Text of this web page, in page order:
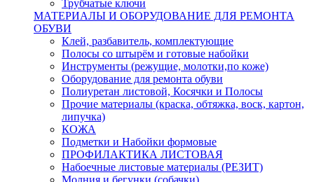
Трубчатые ключи
МАТЕРИАЛЫ И ОБОРУДОВАНИЕ ДЛЯ РЕМОНТА
ОБУВИ
Клей, разбавитель, комплектующие
Полосы со штырём и готовые набойки
Инструменты (режущие, молотки,по коже)
Оборудование для ремонта обуви
Полиуретан листовой, Косячки и Полосы
Прочие материалы (краска, обтяжка, воск, картон,
липучка)
КОЖА
Подметки и Набойки формовые
ПРОФИЛАКТИКА ЛИСТОВАЯ
Набоечные листовые материалы (РЕЗИТ)
Молния и бегунки (собачки)